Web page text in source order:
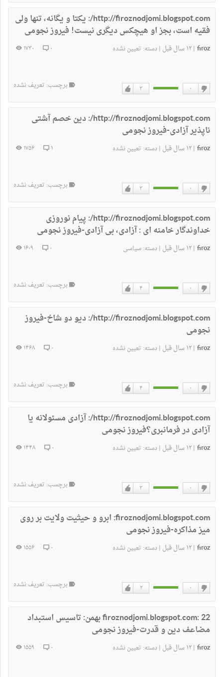
http://firoznodjomi.blogspot.com/: یکتا و یگانه، تنها ولی
فقیه است، بجز او هیچکس دیگری نیست! فیروز نجومی
firoz
|۱۲ سال قبل | دسته: تعیین نشده ۰ ۱۷۳۰
۳ ۰ برچسب: تعریف نشده
http://firoznodjomi.blogspot.com/: دین خصم آشتی
ناپذیر آزادی-فیروز نجومی
firoz
|۱۲ سال قبل | دسته: تعیین نشده ۱ ۱۷۵۶
۳ ۰ برچسب: تعریف نشده
http://firoznodjomi.blogspot.com/: پیام نوروزی
خداوندگار خامنه ای : آزادی، بی آزادی-فیروز نجومی
firoz
|۱۲ سال قبل | دسته:سیاسی ۰ ۱۶۰۹
۴ ۰ برچسب: تعریف نشده
http://firoznodjomi.blogspot.com/: دیو دو شاخ-فیروز
نجومی
firoz
|۱۲ سال قبل | دسته: تعیین نشده ۰ ۱۴۶۸
۴ ۰ برچسب: تعریف نشده
http://firoznodjomi.blogspot.com/: آزادی مسئولانه یا
آزادی در فرمانبری؟فیروز نجومی
firoz
|۱۲ سال قبل | دسته: تعیین نشده ۰ ۱۴۴۸
۳ ۰ برچسب: تعریف نشده
firoznodjomi.blogspot.com: ابرو و حیثیت ولایت بر روی
میز مذاکره-فیروز نجومی
firoz
|۱۲ سال قبل | دسته: تعیین نشده ۰ ۱۵۵۶
۲ ۰ برچسب: تعریف نشده
firoznodjomi.blogspot.com:22 بهمن: تاسیس استبداد
مضاعف دین و قدرت-فیروز نجومی
firoz
|۱۲ سال قبل | دسته: تعیین نشده ۰ ۱۵۵۹